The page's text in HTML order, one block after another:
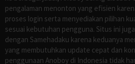
pengalaman menonton yang efisien
proses login serta menyediakan pilihan
sesuai kebutuhan pengguna. Situs ini
dengan Samehadaku karena keduanya
yang membutuhkan update cepat dan
penggunaan Anoboy di Indonesia tidak